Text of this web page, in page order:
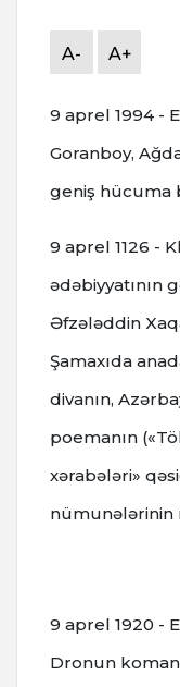
A- A+
9 aprel 1994 -
Goranboy,
geniş hücuma
9 aprel 1126 -
ədəbiyyatının
Əfzələddin
Şamaxıda
divanın,
poemanın
xərabələri»
nümunələrinin
9 aprel 1920 -
Dronun